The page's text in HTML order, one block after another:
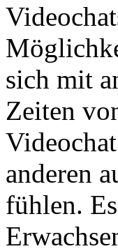
sich mit
Zeiten
anderen
fühlen.